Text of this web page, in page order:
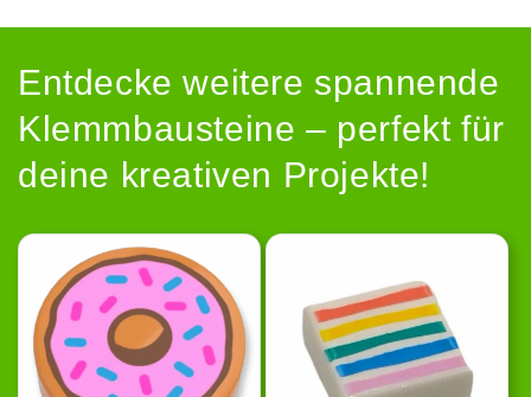
Entdecke weitere spannende
Klemmbausteine – perfekt für
deine kreativen Projekte!